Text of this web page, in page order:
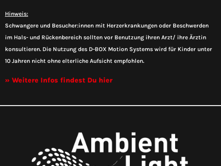
Hinweis:
Schwangere und Besucher:innen mit Herzerkrankungen oder Beschwerden
im Hals- und Rückenbereich sollten vor Benutzung ihren Arzt/ ihre Ärztin
konsultieren. Die Nutzung des D-BOX Motion Systems wird für Kinder unter
10 Jahren nicht ohne elterliche Aufsicht empfohlen.
» Weitere Infos findest Du hier